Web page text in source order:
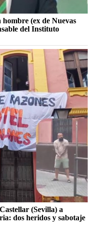
(ex de Nuevas
del Instituto
(Sevilla) a
dos heridos y sabotaje